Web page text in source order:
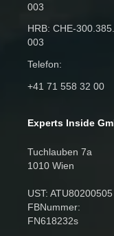
003
HRB: CHE‑300.385.
003
Telefon:
+41 71 558 32 00
Experts Inside
Tuchlauben 7a
1010 Wien
UST: ATU80200505
FBNummer:
FN618232s